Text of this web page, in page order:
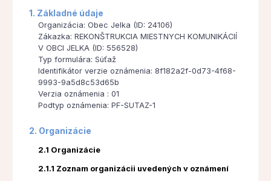
1. Základné údaje
Organizácia: Obec Jelka (ID: 24106)
Zákazka: REKONŠTRUKCIA MIESTNYCH KOMUNIKÁCIÍ
V OBCI JELKA (ID: 556528)
Typ formulára: Súťaž
Identifikátor verzie oznámenia: 8f182a2f-0d73-4f68-
9993-9a5d8c53d65b
Verzia oznámenia : 01
Podtyp oznámenia: PF-SUTAZ-1
2. Organizácie
2.1 Organizácie
2.1.1 Zoznam organizácii uvedených v oznámení